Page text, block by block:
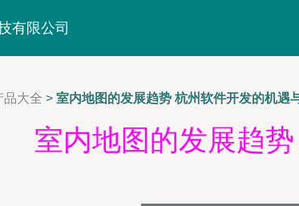
有限公司
品大全 > 室内地图的发展趋势 杭州软件开发的机遇
室内地图的发展趋